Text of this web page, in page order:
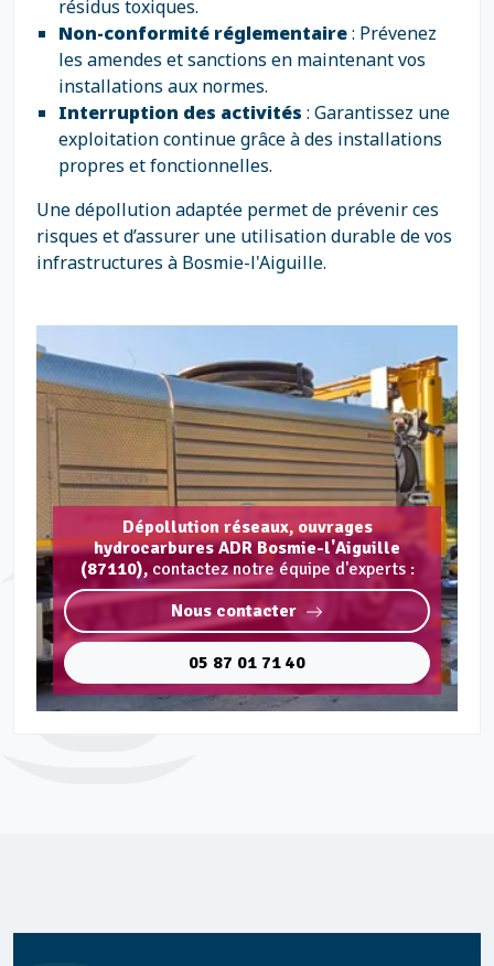
résidus toxiques.
Non-conformité réglementaire: Prévenez
les amendes et sanctions en maintenant vos
installations aux normes.
Interruption des activités : Garantissez une
exploitation continue grâce à des installations
propres et fonctionnelles.
Une dépollution adaptée permet de prévenir ces
risques et d’assurer une utilisation durable de vos
infrastructures à Bosmie-l'Aiguille.
Dépollution réseaux, ouvrages
hydrocarbures ADR Bosmie-l'Aiguille
(87110), contactez notre équipe d'experts :
Nous contacter
05 87 01 71 40